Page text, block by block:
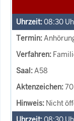
08:30
A58
Nicht